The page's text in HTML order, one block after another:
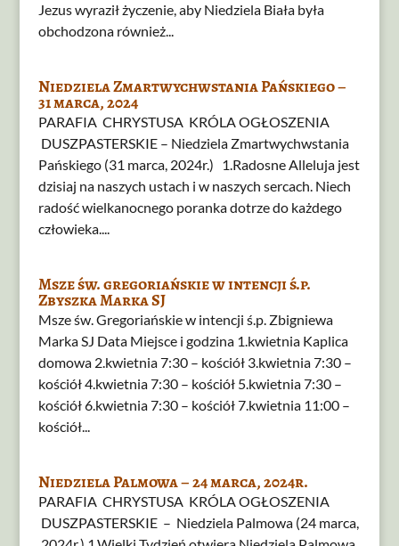
Jezus wyraził życzenie, aby Niedziela Biała była
obchodzona również...
Niedziela Zmartwychwstania Pańskiego –
31 marca, 2024
PARAFIA CHRYSTUSA KRÓLA OGŁOSZENIA
DUSZPASTERSKIE – Niedziela Zmartwychwstania
Pańskiego (31 marca, 2024r.) 1.Radosne Alleluja jest
dzisiaj na naszych ustach i w naszych sercach. Niech
radość wielkanocnego poranka dotrze do każdego
człowieka....
Msze św. gregoriańskie w intencji ś.p.
Zbyszka Marka SJ
Msze św. Gregoriańskie w intencji ś.p. Zbigniewa
Marka SJ Data Miejsce i godzina 1.kwietnia Kaplica
domowa 2.kwietnia 7:30 – kościół 3.kwietnia 7:30 –
kościół 4.kwietnia 7:30 – kościół 5.kwietnia 7:30 –
kościół 6.kwietnia 7:30 – kościół 7.kwietnia 11:00 –
kościół...
Niedziela Palmowa – 24 marca, 2024r.
PARAFIA CHRYSTUSA KRÓLA OGŁOSZENIA
DUSZPASTERSKIE – Niedziela Palmowa (24 marca,